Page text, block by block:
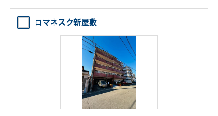
ロマネスク新屋敷